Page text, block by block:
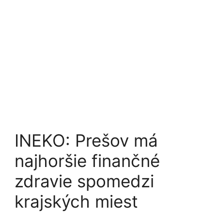
INEKO: Prešov má
najhoršie finančné
zdravie spomedzi
krajských miest